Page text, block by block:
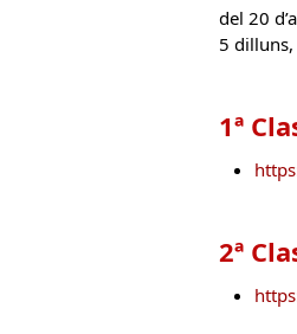
del 20
5
1ª
2ª